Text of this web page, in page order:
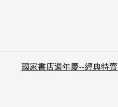
國家書店週年慶--經典特賣